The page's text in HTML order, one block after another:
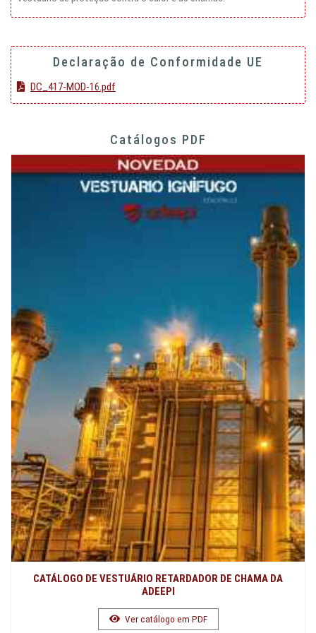
Declaração de Conformidade UE
DC_417-MOD-16.pdf
Catálogos PDF
CATÁLOGO DE VESTUÁRIO RETARDADOR DE CHAMA DA
ADEEPI
Ver catálogo em PDF